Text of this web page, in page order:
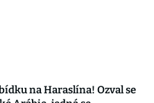
na Haraslína! Ozval se